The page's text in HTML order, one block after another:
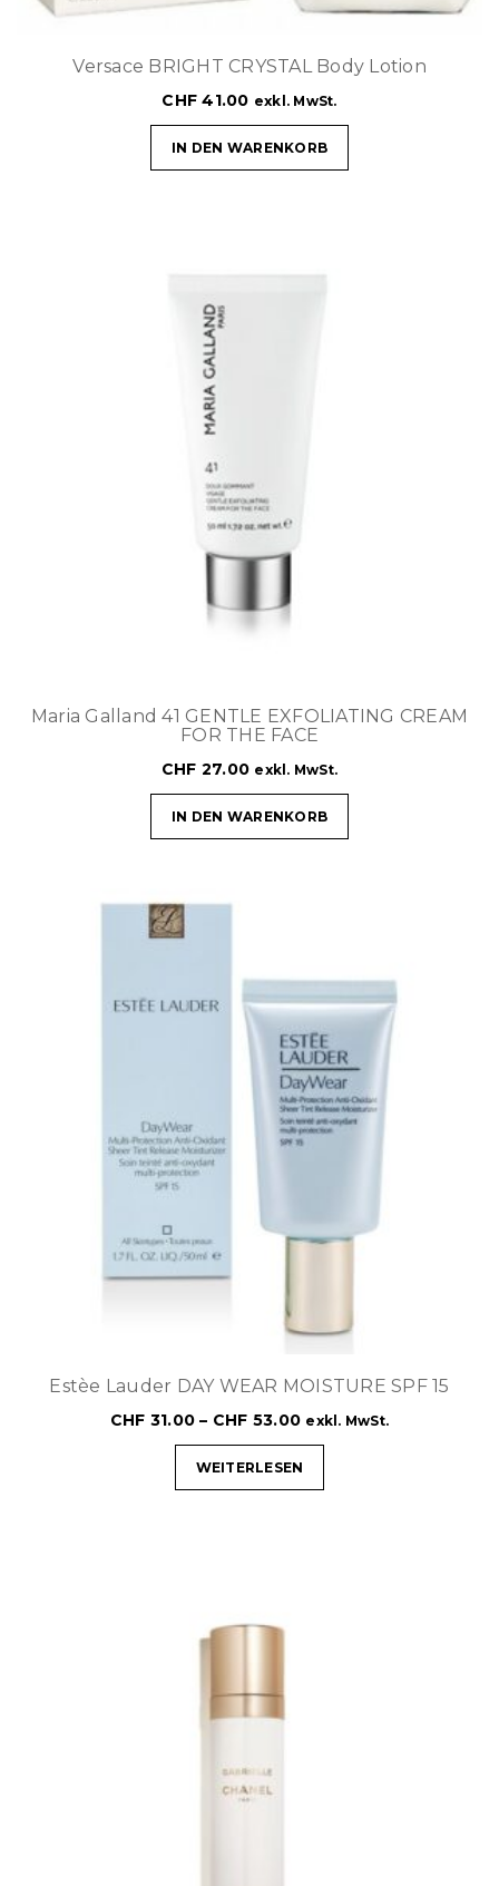
Versace BRIGHT CRYSTAL Body Lotion
CHF 41.00 exkl. MwSt.
IN DEN WARENKORB
Maria Galland 41 GENTLE EXFOLIATING CREAM
FOR THE FACE
CHF 27.00 exkl. MwSt.
IN DEN WARENKORB
Estèe Lauder DAY WEAR MOISTURE SPF 15
CHF 31.00 – CHF 53.00 exkl. MwSt.
WEITERLESEN